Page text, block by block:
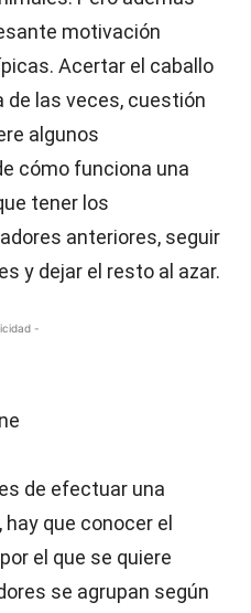
motivación
Acertar el caballo
de las veces, cuestión
algunos
cómo funciona una
tener los
anteriores, seguir
y dejar el resto al azar.
-
de efectuar una
que conocer el
el que se quiere
se agrupan según